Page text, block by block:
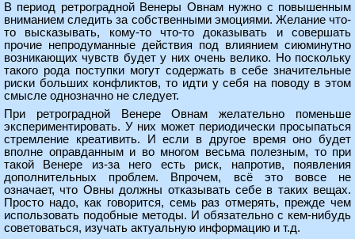
В период ретроградной Венеры Овнам нужно с повышенным
вниманием следить за собственными эмоциями. Желание что-
то высказывать, кому-то что-то доказывать и совершать
прочие непродуманные действия под влиянием сиюминутно
возникающих чувств будет у них очень велико. Но поскольку
такого рода поступки могут содержать в себе значительные
риски больших конфликтов, то идти у себя на поводу в этом
смысле однозначно не следует.
При ретроградной Венере Овнам желательно поменьше
экспериментировать. У них может периодически просыпаться
стремление креативить. И если в другое время оно будет
вполне оправданным и во многом весьма полезным, то при
такой Венере из-за него есть риск, напротив, появления
дополнительных проблем. Впрочем, всё это вовсе не
означает, что Овны должны отказывать себе в таких вещах.
Просто надо, как говорится, семь раз отмерять, прежде чем
использовать подобные методы. И обязательно с кем-нибудь
советоваться, изучать актуальную информацию и т.д.